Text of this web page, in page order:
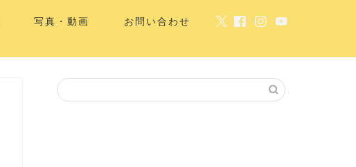
写真・動画 お問い合わせ